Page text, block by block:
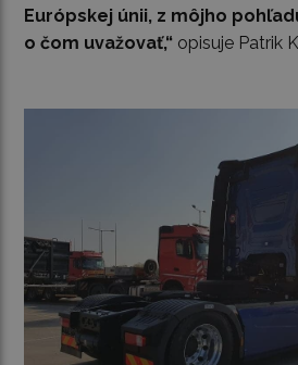
Európskej únii, z môjho
o čom uvažovať,“ opisuje Patrik